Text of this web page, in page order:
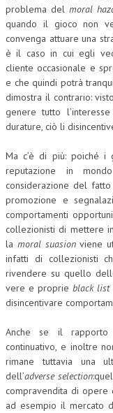
problema del moral
quando il gioco non
convenga attuare una
è il caso in cui egli
cliente occasionale e
e che quindi potrà
dimostra il contrario:
genere tutto
durature, ciò li
Ma c’è di più: poiché
reputazione in
considerazione del
promozione e
comportamenti
collezionisti di mettere
la moral suasionviene
infatti di collezionisti
rivendere su quello
vere e proprie black list
disincentivare
Anche se il
continuativo, e inoltre
rimane tuttavia una
dell’adverse selection
compravendita di opere
ad esempio il mercato